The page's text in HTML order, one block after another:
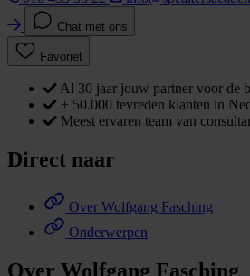
Chat met ons
Favoriet
Al 30 jaar jouw partner voor de
+ 50.000 tevreden klanten in
Meest ervaren team van
Direct naar
Over Wolfgang Fasching
Onderwerpen
Over Wolfgang Fasching